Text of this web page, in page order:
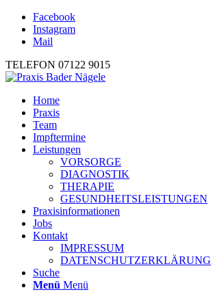
Facebook
Instagram
Mail
TELEFON 07122 9015
Home
Praxis
Team
Impftermine
Leistungen
VORSORGE
DIAGNOSTIK
THERAPIE
GESUNDHEITSLEISTUNGEN
Praxisinformationen
Jobs
Kontakt
IMPRESSUM
DATENSCHUTZERKLÄRUNG
Suche
Menü Menü